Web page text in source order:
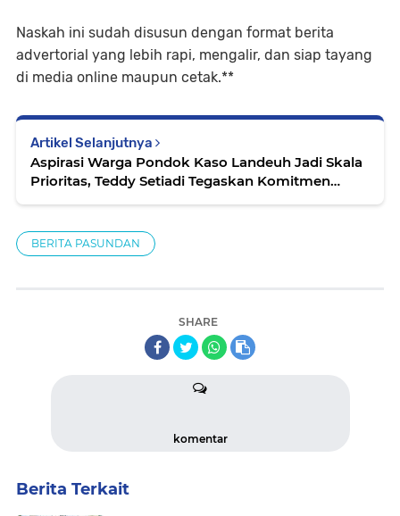
Naskah ini sudah disusun dengan format berita
advertorial yang lebih rapi, mengalir, dan siap tayang
di media online maupun cetak.**
Artikel Selanjutnya
Aspirasi Warga Pondok Kaso Landeuh Jadi Skala
Prioritas, Teddy Setiadi Tegaskan Komitmen
BERITA PASUNDAN
SHARE
komentar
Berita Terkait